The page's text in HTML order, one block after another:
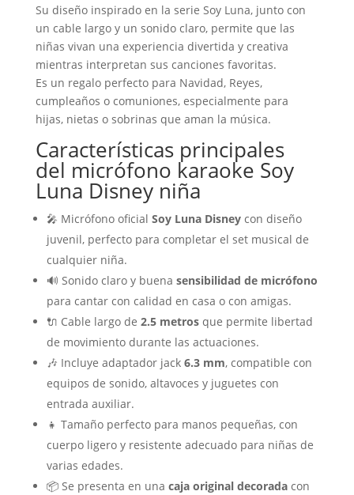
Su diseño inspirado en la serie Soy Luna, junto con
un cable largo y un sonido claro, permite que las
niñas vivan una experiencia divertida y creativa
mientras interpretan sus canciones favoritas.
Es un regalo perfecto para Navidad, Reyes,
cumpleaños o comuniones, especialmente para
hijas, nietas o sobrinas que aman la música.
Características principales
del micrófono karaoke Soy
Luna Disney niña
🎤 Micrófono oficial Soy Luna Disneycon diseño
juvenil, perfecto para completar el set musical de
cualquier niña.
🔊 Sonido claro y buena sensibilidad de micrófono
para cantar con calidad en casa o con amigas.
🔌 Cable largo de 2.5 metrosque permite libertad
de movimiento durante las actuaciones.
🎶 Incluye adaptador jack 6.3 mm, compatible con
equipos de sonido, altavoces y juguetes con
entrada auxiliar.
👧 Tamaño perfecto para manos pequeñas, con
cuerpo ligero y resistente adecuado para niñas de
varias edades.
📦 Se presenta en una caja original decoradacon